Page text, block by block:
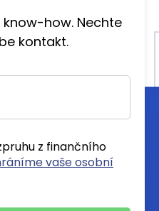
how. Nechte
kontakt.
z finančního
vaše osobní